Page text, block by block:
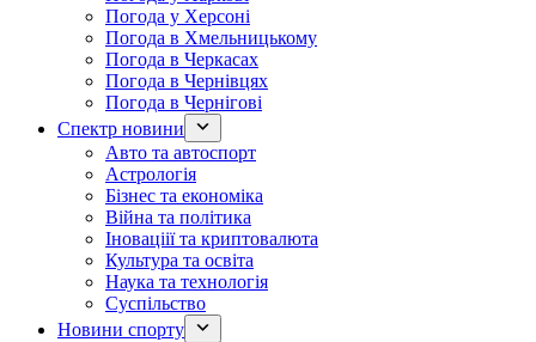
Погода у Херсоні
Погода в Хмельницькому
Погода в Черкасах
Погода в Чернівцях
Погода в Чернігові
Спектр новини
Авто та автоспорт
Астрологія
Бізнес та економіка
Війна та політика
Іноваціії та криптовалюта
Культура та освіта
Наука та технологія
Суспільство
Новини спорту